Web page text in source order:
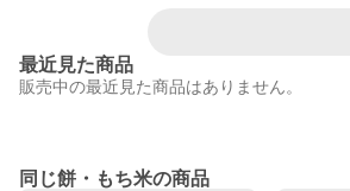
最近見た商品
販売中の最近見た商品はありません。
同じ餅・もち米の商品